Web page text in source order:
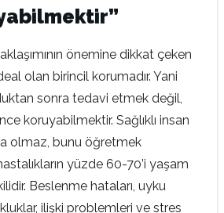
önemine dikkat çeken
olan birincil korumadır. Yani
sonra tedavi etmek değil,
koruyabilmektir. Sağlıklı insan
olmaz, bunu öğretmek
yüzde 60-70’i yaşam
Beslenme hataları, uyku
ilişki problemleri ve stres